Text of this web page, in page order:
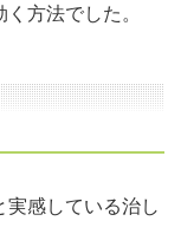
方法でした。
実感している治し